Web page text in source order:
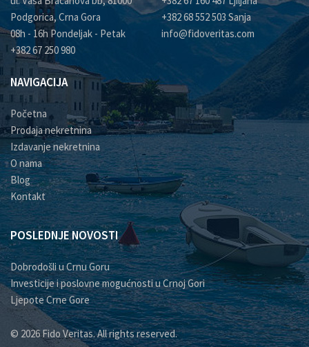
Podgorica, Crna Gora
08h - 16h Pondeljak - Petak
+382 67 250 980
+382 68 552 503 Sanja
info@fidoveritas.com
NAVIGACIJA
Početna
Prodaja nekretnina
Izdavanje nekretnina
O nama
Blog
Kontakt
POSLEDNJE NOVOSTI
Dobrodošli u Crnu Goru
Investicije i poslovne mogućnosti u Crnoj Gori
Ljepote Crne Gore
© 2026 Fido Veritas. All rights reserved.